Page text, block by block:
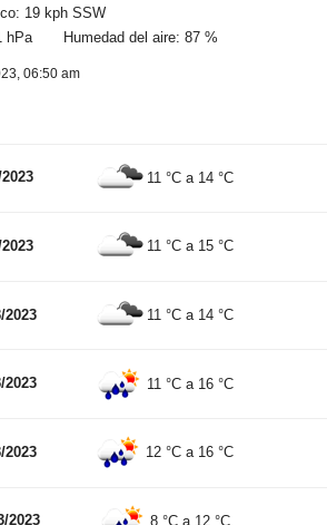
19 kph SSW
hPa Humedad del aire: 87 %
06:50 am
11 °Ca 14 °C
11 °Ca 15 °C
2023 11 °Ca 14 °C
2023 11 °Ca 16 °C
2023 12 °C a 16 °C
2023 8 °Ca 12 °C